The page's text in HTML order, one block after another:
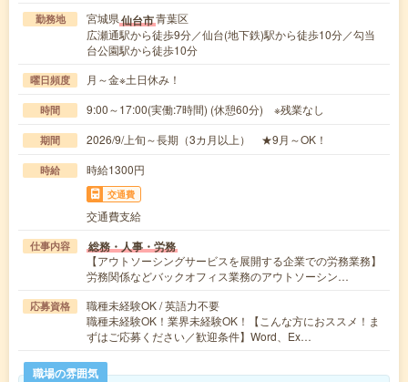
勤務地 宮城県仙台市青葉区
広瀬通駅から徒歩9分／仙台(地下鉄)駅から徒歩10分／勾当
台公園駅から徒歩10分
曜日頻度 月～金※土日休み！
時間 9:00～17:00(実働:7時間) (休憩60分) ※残業なし
期間 2026/9/上旬～長期（3カ月以上） ★9月～OK！
時給 時給1300円
交通費
交通費支給
仕事内容 総務・人事・労務
【アウトソーシングサービスを展開する企業での労務業務】
労務関係などバックオフィス業務のアウトソーシン…
応募資格
職種未経験OK / 英語力不要
職種未経験OK！業界未経験OK！【こんな方におススメ！ま
ずはご応募ください／歓迎条件】Word、Ex…
職場の雰囲気